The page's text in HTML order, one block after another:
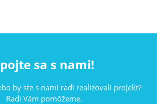
sa s nami!
by ste s nami radi realizovali projekt?
Radi Vám pomôžeme.